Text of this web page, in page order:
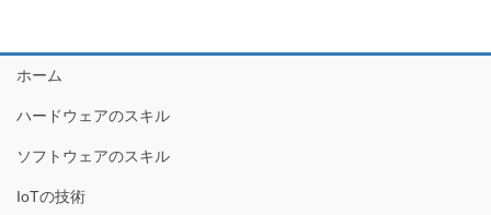
ホーム
ハードウェアのスキル
ソフトウェアのスキル
IoTの技術